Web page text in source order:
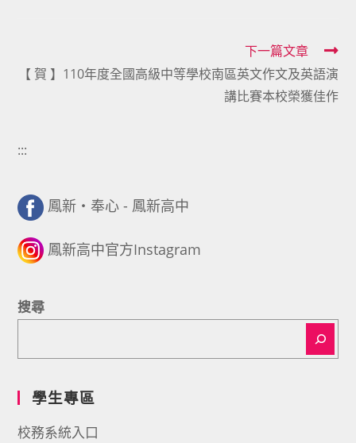
more
下一篇文章
【 賀 】110年度全國高級中等學校南區英文作文及英語演
講比賽本校榮獲佳作
:::
鳳新・奉心 - 鳳新高中
鳳新高中官方Instagram
搜尋
學生專區
校務系統入口